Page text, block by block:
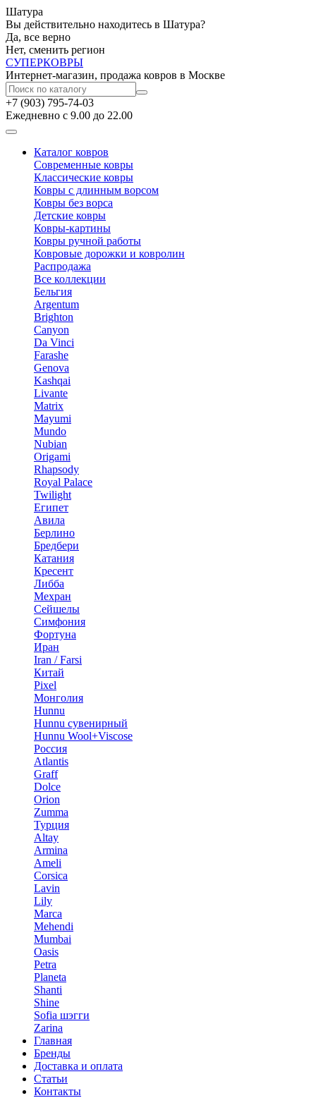
Шатура
Вы действительно находитесь в Шатура?
Да, все верно
Нет, сменить регион
СУПЕРКОВРЫ
Интернет-магазин, продажа ковров в Москве
+7 (903) 795-74-03
Ежедневно с 9.00 до 22.00
Каталог ковров
Современные ковры
Классические ковры
Ковры с длинным ворсом
Ковры без ворса
Детские ковры
Ковры-картины
Ковры ручной работы
Ковровые дорожки и ковролин
Распродажа
Все коллекции
Бельгия
Argentum
Brighton
Canyon
Da Vinci
Farashe
Genova
Kashqai
Livante
Matrix
Mayumi
Mundo
Nubian
Origami
Rhapsody
Royal Palace
Twilight
Египет
Авила
Берлино
Бредбери
Катания
Кресент
Либба
Мехран
Сейшелы
Симфония
Фортуна
Иран
Iran / Farsi
Китай
Pixel
Монголия
Hunnu
Hunnu сувенирный
Hunnu Wool+Viscose
Россия
Atlantis
Graff
Dolce
Orion
Zumma
Турция
Altay
Armina
Ameli
Corsica
Lavin
Lily
Marca
Mehendi
Mumbai
Oasis
Petra
Planeta
Shanti
Shine
Sofia шэгги
Zarina
Главная
Бренды
Доставка и оплата
Статьи
Контакты